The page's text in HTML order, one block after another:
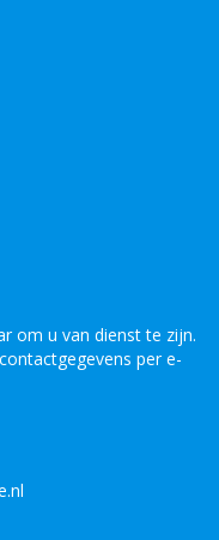
om u van dienst te zijn.
per e-